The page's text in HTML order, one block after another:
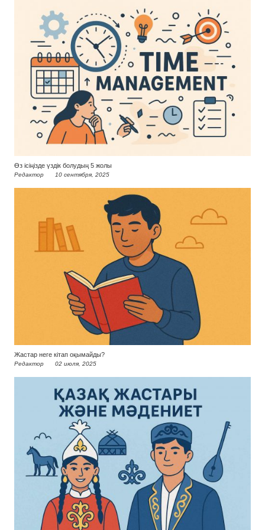
Өз ісіңізде үздік болудың 5 жолы
Редактор 10 сентября, 2025
Жастар неге кітап оқымайды?
Редактор 02 июля, 2025